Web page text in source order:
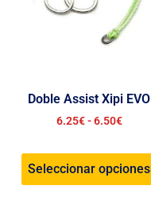
Doble Assist Xipi EVO
6.25€ - 6.50€
Seleccionar opciones